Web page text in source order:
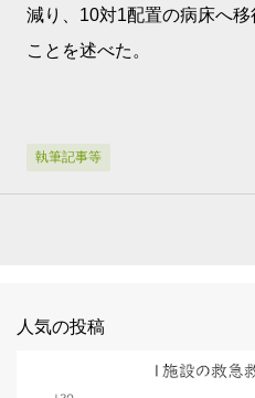
減り、10対1配置の病床へ
ことを述べた。
執筆記事等
人気の投稿